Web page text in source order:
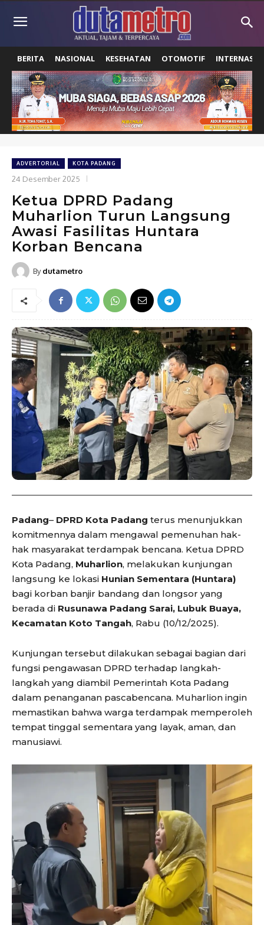
BERITA NASIONAL KESEHATAN OTOMOTIF
ADVERTORIAL KOTA PADANG
24 Desember 2025
Ketua DPRD Padang
Muharlion Turun Langsung
Awasi Fasilitas Huntara
Korban Bencana
By dutametro
Padang– DPRD Kota Padang terus menunjukkan
komitmennya dalam mengawal pemenuhan hak-
hak masyarakat terdampak bencana. Ketua DPRD
Kota Padang, Muharlion, melakukan kunjungan
langsung ke lokasi Hunian Sementara (Huntara)
bagi korban banjir bandang dan longsor yang
berada di Rusunawa Padang Sarai, Lubuk Buaya,
Kecamatan Koto Tangah, Rabu (10/12/2025).
Kunjungan tersebut dilakukan sebagai bagian dari
fungsi pengawasan DPRD terhadap langkah-
langkah yang diambil Pemerintah Kota Padang
dalam penanganan pascabencana. Muharlion ingin
memastikan bahwa warga terdampak memperoleh
tempat tinggal sementara yang layak, aman, dan
manusiawi.